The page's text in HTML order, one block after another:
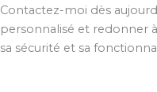
Contactez-moi dès
personnalisé et redonner
sa sécurité et sa